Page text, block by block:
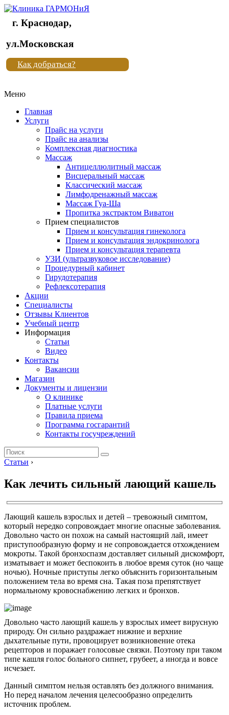
Клиника
"Новая
жизнь"
Клиника
жизнь"
г. Краснодар,
ул.Московская
Как добраться?
Меню
Главная
Услуги
Прайс на услуги
Прайс на анализы
Комплексная диагностика
Массаж
Антицеллюлитный массаж
Висцеральный массаж
Классический массаж
Лимфодренажный массаж
Массаж Гуа-Ша
Пропитка экстрактом Виватон
Прием специалистов
Прием и консультация гинеколога
Прием и консультация эндокринолога
Прием и консультация терапевта
УЗИ (ультразвуковое исследование)
Процедурный кабинет
Гирудотерапия
Рефлексотерапия
Акции
Специалисты
Отзывы Клиентов
Учебный центр
Информация
Статьи
Видео
Контакты
Вакансии
Магазин
Документы и лицензии
О клинике
Платные услуги
Правила приема
Программа госгарантий
Контакты госучреждений
Статьи ›
Как лечить сильный лающий кашель
Лающий кашель взрослых и детей – тревожный симптом,
который нередко сопровождает многие опасные заболевания.
Довольно часто он похож на самый настоящий лай, имеет
приступообразную форму и не сопровождается отхождением
мокроты. Такой бронхоспазм доставляет сильный дискомфорт,
изматывает и может беспокоить в любое время суток (но чаще
ночью). Ночные приступы легко объяснить горизонтальным
положением тела во время сна. Такая поза препятствует
нормальному кровоснабжению легких и бронхов.
Довольно часто лающий кашель у взрослых имеет вирусную
природу. Он сильно раздражает нижние и верхние
дыхательные пути, провоцирует возникновение отека
рецепторов и поражает голосовые связки. Поэтому при таком
типе кашля голос больного сипнет, грубеет, а иногда и вовсе
исчезает.
Данный симптом нельзя оставлять без должного внимания.
Но перед началом лечения целесообразно определить
источник проблем.